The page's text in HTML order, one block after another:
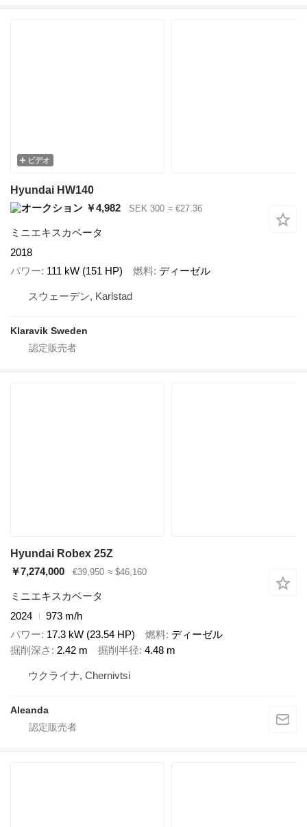
ビデオ
Hyundai HW140
￥4,982
SEK 300 ≈ €27.36
ミニエキスカベータ
2018
パワー 111 kW (151 HP) 燃料 ディーゼル
スウェーデン, Karlstad
Klaravik Sweden
Hyundai Robex 25Z
￥7,274,000
€39,950 ≈ $46,160
ミニエキスカベータ
2024
973 m/h
パワー 17.3 kW (23.54 HP) 燃料 ディーゼル
掘削深さ
2.42 m 掘削半径 4.48 m
ウクライナ, Chernivtsi
Aleanda